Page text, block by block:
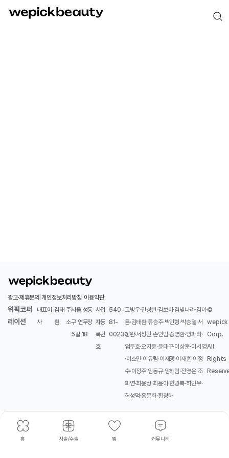
광고·제휴문의 |개인정보처리방침 이용약관
위픽코퍼
레이션
대표이
사
|김태
환
주
소
|서울 성동
구 연무장
5길 18
사업
자등
록번
호
|540-
81-
00230
고병우·권상현·김보아·김빛나라·김아
름·김태환·류승주·박민형·박승열·서
정완·서청원·손인범·송영환·양파라·
엄두호·오지윤·윤태구·이상훈·이서영
·이소민·이유림·이재광·이재훈·이정
수·이정주·임동규·임하림·전영은·조
희연·최윤성·최윤아·한광복·허민우·
허성덕·홍문화·황창하
©
wepick
Corp.
All
Rights
홈 시술/수술 찜 커뮤니티